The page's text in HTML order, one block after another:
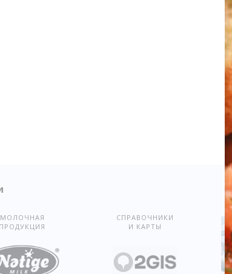
МОЛОЧНАЯ
ПРОДУКЦИЯ
СПРАВОЧНИКИ
И КАРТЫ